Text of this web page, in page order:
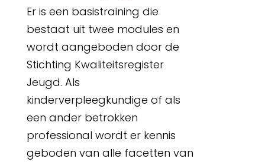
Er is een basistraining die
bestaat uit twee modules en
wordt aangeboden door de
Stichting Kwaliteitsregister
Jeugd. Als
kinderverpleegkundige of als
een ander betrokken
professional wordt er kennis
geboden van alle facetten van